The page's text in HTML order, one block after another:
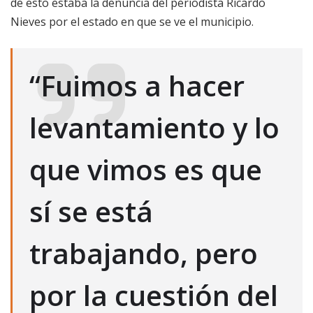
Nieves por el estado en que se ve el municipio.
“Fuimos a hacer
levantamiento y lo
que vimos es que
sí se está
trabajando, pero
por la cuestión del